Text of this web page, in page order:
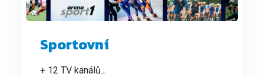
Sportovní
+ 12 TV kanálů...